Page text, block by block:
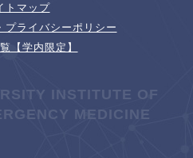
トマップ
プライバシーポリシー
【学内限定】
INSTITUTE OF
MEDICINE